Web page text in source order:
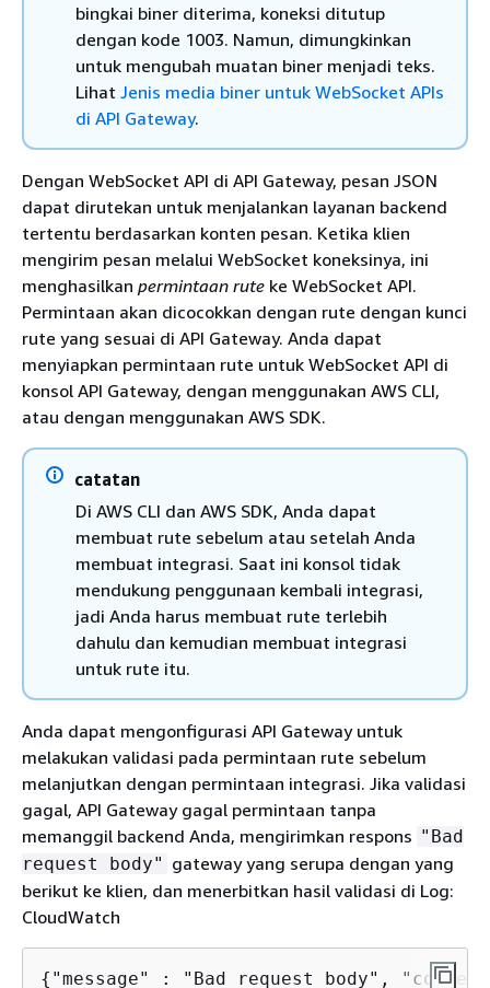
bingkai biner diterima, koneksi ditutup
dengan kode 1003. Namun, dimungkinkan
untuk mengubah muatan biner menjadi teks.
Lihat Jenis media biner untuk WebSocket APIs
di API Gateway.
Dengan WebSocket API di API Gateway, pesan JSON
dapat dirutekan untuk menjalankan layanan backend
tertentu berdasarkan konten pesan. Ketika klien
mengirim pesan melalui WebSocket koneksinya, ini
menghasilkan permintaan rute ke WebSocket API.
Permintaan akan dicocokkan dengan rute dengan kunci
rute yang sesuai di API Gateway. Anda dapat
menyiapkan permintaan rute untuk WebSocket API di
konsol API Gateway, dengan menggunakan AWS CLI,
atau dengan menggunakan AWS SDK.
catatan
Di AWS CLI dan AWS SDK, Anda dapat
membuat rute sebelum atau setelah Anda
membuat integrasi. Saat ini konsol tidak
mendukung penggunaan kembali integrasi,
jadi Anda harus membuat rute terlebih
dahulu dan kemudian membuat integrasi
untuk rute itu.
Anda dapat mengonfigurasi API Gateway untuk
melakukan validasi pada permintaan rute sebelum
melanjutkan dengan permintaan integrasi. Jika validasi
gagal, API Gateway gagal permintaan tanpa
memanggil backend Anda, mengirimkan respons "Bad
request body" gateway yang serupa dengan yang
berikut ke klien, dan menerbitkan hasil validasi di Log:
CloudWatch
{ "message" : "Bad request body",